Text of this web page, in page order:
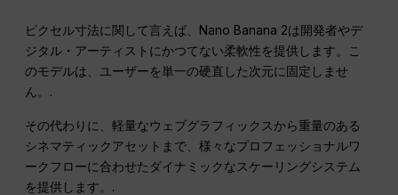
ピクセル寸法に関して言えば、Nano Banana 2は開発者やデ
ジタル・アーティストにかつてない柔軟性を提供します。こ
のモデルは、ユーザーを単一の硬直した次元に固定しませ
ん。.
その代わりに、軽量なウェブグラフィックスから重量のある
シネマティックアセットまで、様々なプロフェッショナルワ
ークフローに合わせたダイナミックなスケーリングシステム
を提供します。.